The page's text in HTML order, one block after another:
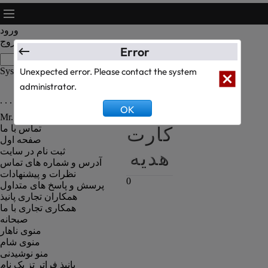
ورود
خروج
System Text Test
سبد
کارت
هدیه
0
. . . رزومه کارکنان رستوران . . .
Mr. Kanbiz Administrator
تماس با ما
صفحه اول
ثبت نام در سایت
آدرس و شماره های تماس
نظرات و پیشنهادات
پرسش و پاسخ های متداول
همکاران تجاری پانیذ
همکاری تجاری با ما
صبحانه
منوی ناهار
منوی شام
منو نوشیدنی
پانیذ فراتر تز یک نام
Error
Unexpected error. Please contact the system
administrator.
OK